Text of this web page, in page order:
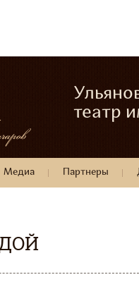
театр
Медиа Партнеры